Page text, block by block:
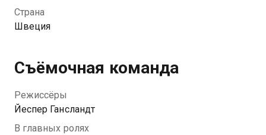
имевшего отношение к компании, занимающейся
разведкой нефти в странах Африки, Йохан и Мартин
проникают в Огаден с помощью повстанцев.
одна надежда – что их вытащат те, под кого они
копали.
Страна
Швеция
Съёмочная команда
Режиссёры
Йеспер Гансландт
В главных ролях